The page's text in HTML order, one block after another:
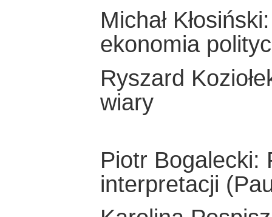
Michał
ekonomia
Ryszard
wiary
Piotr Bogalecki:
interpretacji